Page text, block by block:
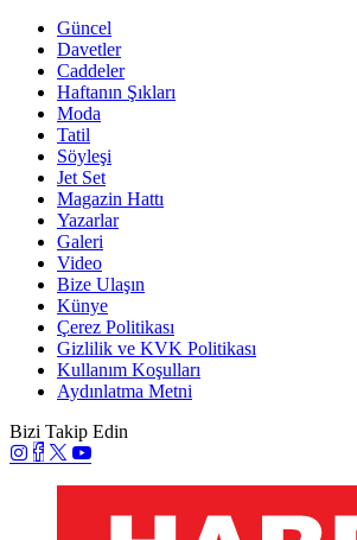
Güncel
Davetler
Caddeler
Haftanın Şıkları
Moda
Tatil
Söyleşi
Jet Set
Magazin Hattı
Yazarlar
Galeri
Video
Bize Ulaşın
Künye
Çerez Politikası
Gizlilik ve KVK Politikası
Kullanım Koşulları
Aydınlatma Metni
Bizi Takip Edin